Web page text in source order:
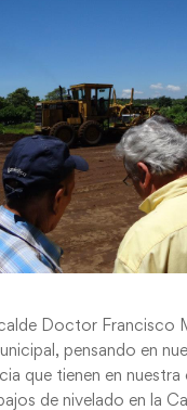
Doctor Francisco
pensando en
que tienen en nuestra
de nivelado en la